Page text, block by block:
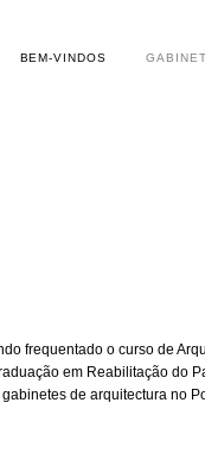
BEM-VINDOS
frequentado o curso de
em Reabilitação do
de arquitectura no